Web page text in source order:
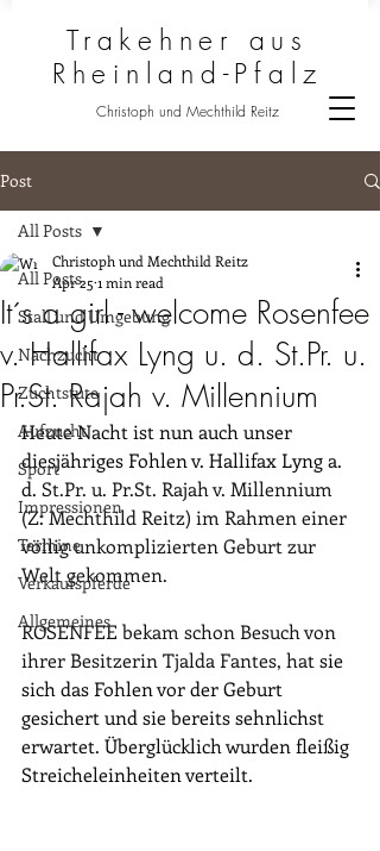
Trakehner aus
Rheinland-Pfalz
Christoph und Mechthild Reitz
Post
All Posts
Stall und Umgebung
Nachzucht
Zuchtstute
Aufzucht
Sport
Impressionen
Termine
Verkaufspferde
Allgemeines
All Posts
It´s a girl - welcome Rosenfee
v. Hallifax Lyng u. d. St.Pr. u.
Pr.St. Rajah v. Millennium
Christoph und Mechthild Reitz
Apr 25 1 min read
Heute Nacht ist nun auch unser
diesjähriges Fohlen v. Hallifax Lyng a.
d. St.Pr. u. Pr.St. Rajah v. Millennium
(Z: Mechthild Reitz) im Rahmen einer
völlig unkomplizierten Geburt zur
Welt gekommen.
ROSENFEE bekam schon Besuch von
ihrer Besitzerin Tjalda Fantes, hat sie
sich das Fohlen vor der Geburt
gesichert und sie bereits sehnlichst
erwartet. Überglücklich wurden fleißig
Streicheleinheiten verteilt.